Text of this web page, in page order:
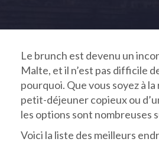
Le brunch est devenu un
Malte, et il n’est pas difficile
pourquoi. Que vous soyez à
petit-déjeuner copieux ou
les options sont nombreuses
Voici la liste des meilleurs